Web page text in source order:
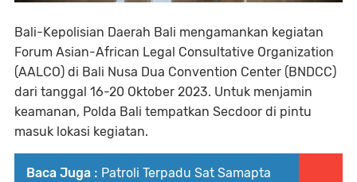
Bali-Kepolisian Daerah Bali mengamankan kegiatan
Forum Asian-African Legal Consultative Organization
(AALCO) di Bali Nusa Dua Convention Center (BNDCC)
dari tanggal 16-20 Oktober 2023. Untuk menjamin
keamanan, Polda Bali tempatkan Secdoor di pintu
masuk lokasi kegiatan.
Baca Juga : Patroli Terpadu Sat Samapta